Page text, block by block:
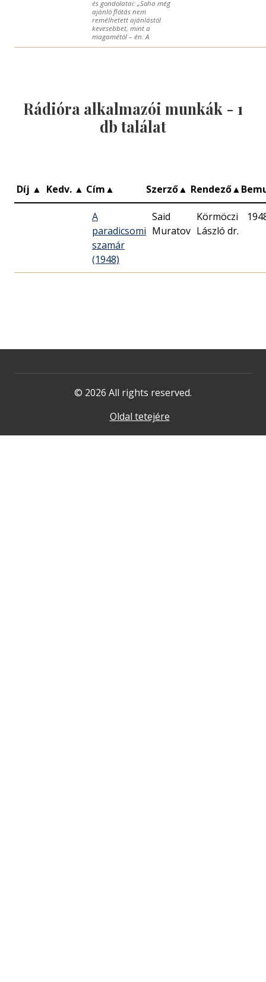
és gondolatai: „Soha még
ajánló flótás nem
remélhetett ajánlástól
kevesebbet, mint a
magamétól – én. A
Rádióra alkalmazói munkák - 1
db találat
Díj ▲ Kedv. ▲ Cím▲ Szerző▲ Rendező▲
A
paradicsomi
szamár
(1948)
Said
Muratov
Körmöczi
László dr.
© 2026 All rights reserved.
Oldal tetejére